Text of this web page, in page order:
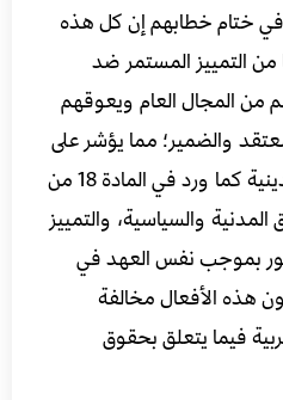
ختام خطابهم إن كل هذه
من التمييز المستمر ضد
من المجال العام ويعوقهم
والضمير؛ مما يؤشر على
وجود انتهاك لحق الحرية الدينية كما ورد في المادة 18 من
والسياسية، والتمييز
بموجب نفس العهد في
قد تكون هذه الأفعال مخالفة
فيما يتعلق بحقوق